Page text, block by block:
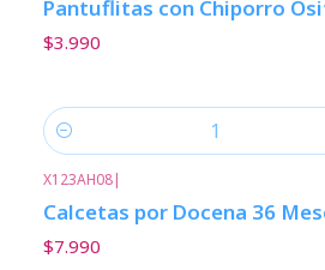
Pantuflitas con Chiporro
$3.990
Cantidad
X123AH08|
Calcetas por Docena 36
$7.990